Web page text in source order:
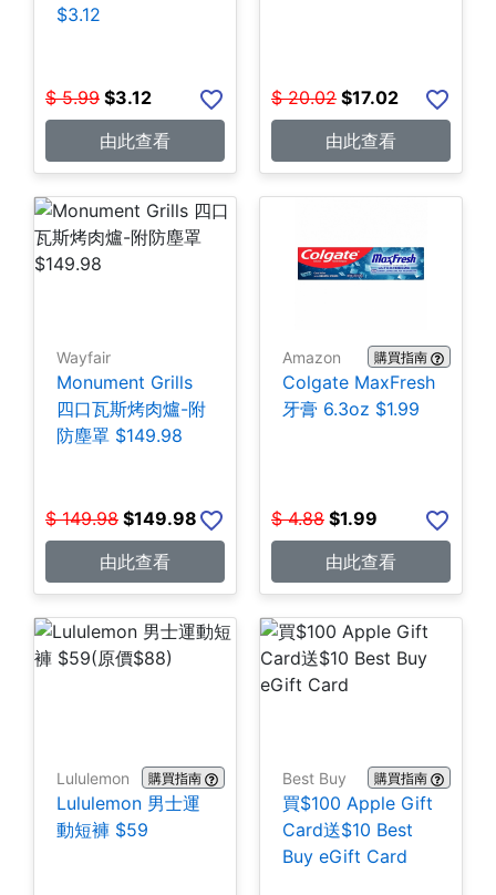
$3.12
$ 5.99 $3.12
由此查看
$ 20.02 $17.02
由此查看
Wayfair
Monument Grills
四口瓦斯烤肉爐-附
防塵罩 $149.98
$ 149.98 $149.98
由此查看
Amazon 購買指南
Colgate MaxFresh
牙膏 6.3oz $1.99
$ 4.88 $1.99
由此查看
Lululemon 購買指南
Lululemon 男士運
動短褲 $59
Best Buy 購買指南
買$100 Apple Gift
Card送$10 Best
Buy eGift Card